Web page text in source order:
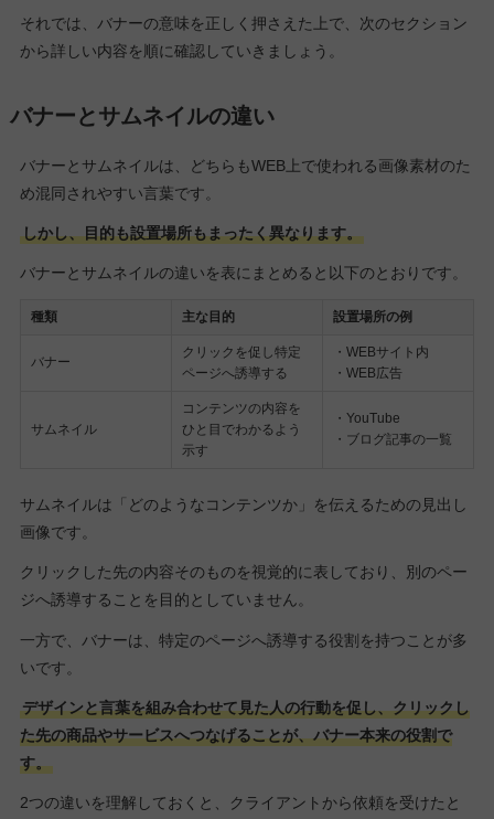
それでは、バナーの意味を正しく押さえた上で、次のセクション
から詳しい内容を順に確認していきましょう。
バナーとサムネイルの違い
バナーとサムネイルは、どちらもWEB上で使われる画像素材のた
め混同されやすい言葉です。
しかし、目的も設置場所もまったく異なります。
バナーとサムネイルの違いを表にまとめると以下のとおりです。
種類 主な目的 設置場所の例
バナー
クリックを促し特定
ページへ誘導する
・WEBサイト内
・WEB広告
サムネイル
コンテンツの内容を
ひと目でわかるよう
示す
・YouTube
・ブログ記事の一覧
サムネイルは「どのようなコンテンツか」を伝えるための見出し
画像です。
クリックした先の内容そのものを視覚的に表しており、別のペー
ジへ誘導することを目的としていません。
一方で、バナーは、特定のページへ誘導する役割を持つことが多
いです。
デザインと言葉を組み合わせて見た人の行動を促し、クリックし
た先の商品やサービスへつなげることが、バナー本来の役割で
す。
2つの違いを理解しておくと、クライアントから依頼を受けたと